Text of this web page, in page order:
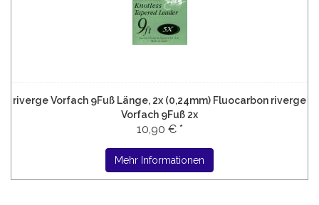
riverge Vorfach 9Fuß Länge, 2x (0,24mm) Fluocarbon riverge
Vorfach 9Fuß 2x
10,90 € *
Mehr Informationen